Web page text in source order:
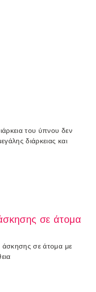
του ύπνου δεν
διάρκειας και
σε άτομα
άσκησης σε άτομα με